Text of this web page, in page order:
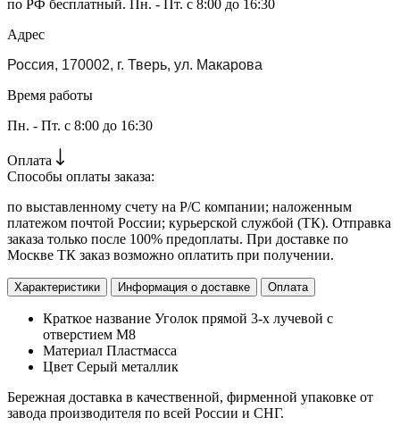
по РФ бесплатный. Пн. - Пт. с 8:00 до 16:30
Адрес
Россия, 170002, г. Тверь, ул. Макарова
Время работы
Пн. - Пт. с 8:00 до 16:30
Оплата
Способы оплаты заказа:
по выставленному счету на Р/С компании; наложенным
платежом почтой России; курьерской службой (ТК). Отправка
заказа только после 100% предоплаты. При доставке по
Москве ТК заказ возможно оплатить при получении.
Характеристики Информация о доставке Оплата
Краткое название Уголок прямой 3-х лучевой с
отверстием М8
Материал Пластмасса
Цвет Cерый металлик
Бережная доставка в качественной, фирменной упаковке от
завода производителя по всей России и СНГ.